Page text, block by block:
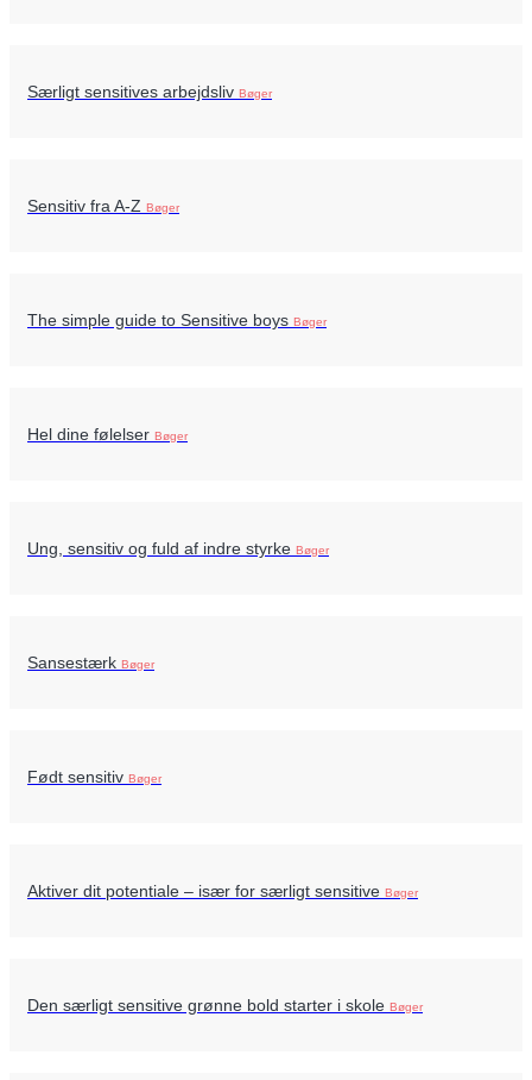
Særligt sensitives arbejdsliv Bøger
Sensitiv fra A-Z Bøger
The simple guide to Sensitive boys Bøger
Hel dine følelser Bøger
Ung, sensitiv og fuld af indre styrke Bøger
Sansestærk Bøger
Født sensitiv Bøger
Aktiver dit potentiale – især for særligt sensitive Bøger
Den særligt sensitive grønne bold starter i skole Bøger